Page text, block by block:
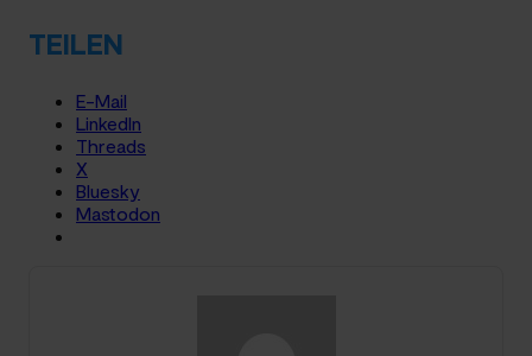
TEILEN
E-Mail
LinkedIn
Threads
X
Bluesky
Mastodon